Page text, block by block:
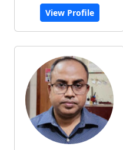
View Profile